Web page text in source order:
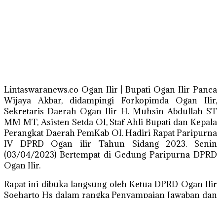
Lintaswaranews.co Ogan Ilir | Bupati Ogan Ilir Panca
Wijaya Akbar, didampingi Forkopimda Ogan Ilir,
Sekretaris Daerah Ogan Ilir H. Muhsin Abdullah ST
MM MT, Asisten Setda OI, Staf Ahli Bupati dan Kepala
Perangkat Daerah PemKab OI. Hadiri Rapat Paripurna
IV DPRD Ogan ilir Tahun Sidang 2023. Senin
(03/04/2023) Bertempat di Gedung Paripurna DPRD
Ogan Ilir.
Rapat ini dibuka langsung oleh Ketua DPRD Ogan Ilir
Soeharto Hs dalam rangka Penyampaian Jawaban dan